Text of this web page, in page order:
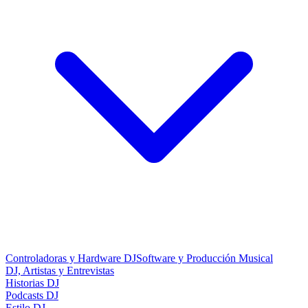
Controladoras y Hardware DJSoftware y Producción Musical
DJ, Artistas y Entrevistas
Historias DJ
Podcasts DJ